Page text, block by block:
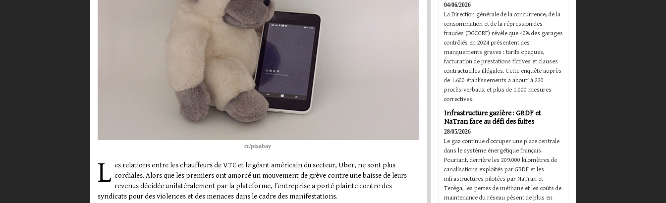
cc/pixabay
L es relations entre les chauffeurs de VTC et le géant américain du secteur, Uber, ne sont plus
cordiales. Alors que les premiers ont amorcé un mouvement de grève contre une baisse de leurs
revenus décidée unilatéralement par la plateforme, l’entreprise a porté plainte contre des
syndicats pour des violences et des menaces dans le cadre des manifestations.
04/06/2026
La Direction générale de la concurrence, de la
consommation et de la répression des
fraudes (DGCCRF) révèle que 40% des garages
contrôlés en 2024 présentent des
manquements graves : tarifs opaques,
facturation de prestations fictives et clauses
contractuelles illégales. Cette enquête auprès
de 1.600 établissements a abouti à 220
procès-verbaux et plus de 1.000 mesures
correctives.
Infrastructure gazière : GRDF et
NaTran face au défi des fuites
28/05/2026
Le gaz continue d’occuper une place centrale
dans le système énergétique français.
Pourtant, derrière les 209.000 kilomètres de
canalisations exploités par GRDF et les
infrastructures pilotées par NaTran et
Teréga, les pertes de méthane et les coûts de
maintenance du réseau pèsent de plus en